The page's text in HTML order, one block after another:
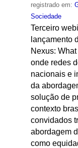
registrado em:
Sociedade
Terceiro
lançamento
Nexus:
onde redes
nacionais e
da
solução de
contexto
convidados
abordagem
como